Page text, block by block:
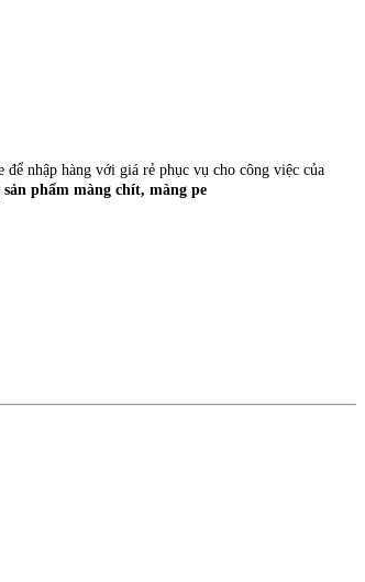
nhập hàng với giá rẻ phục vụ cho công việc của
phẩm màng chít, màng pe